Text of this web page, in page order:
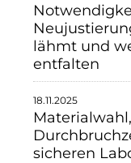
Timber
UBM
UNITED
Vonovia
Wealthcap
lähmt und
entfalten
18.11.2025
sicheren